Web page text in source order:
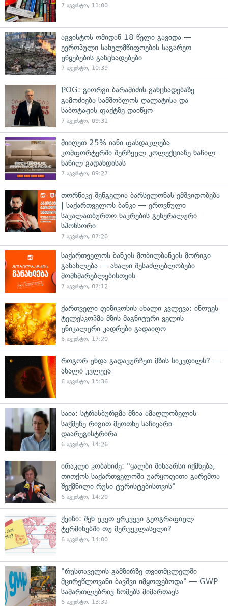
7 აგვისტო, 11:00
აგვისტოს ომიდან 18 წელი გავიდა —
ევროპული სახელმწიფოების საგარეო
უწყებების განცხადებები
7 აგვისტო, 10:39
POG: გიორგი ბარამიძის განცხადებაზე
გამოძიება სამშობლოს ღალატისა და
საბოტაჟის ფაქტზე დაიწყო
7 აგვისტო, 09:31
მიიღეთ 25%-იანი ფასდაკლება
კომფორტერში შერჩეულ კოლექციაზე ნაწილ-
ნაწილ გადახდისას
7 აგვისტო, 09:27
თორნიკე შენგელია ბარსელონას ემშვიდობება
| საქართველოს ბანკი — ეროვნული
საკალათბურთო ნაკრების გენერალური
სპონსორი
7 აგვისტო, 07:20
საქართველოს ბანკის მობილბანკის მორიგი
განახლება — ახალი შესაძლებლობები
მომხმარებლებისთვის
7 აგვისტო, 07:12
ქართველი ფიზიკოსის ახალი კვლევა: ინოუეს
ტელესკოპმა მზის მაგნიტური ველის
უნიკალური კადრები გადაიღო
6 აგვისტო, 17:20
როგორ უნდა გადავურჩეთ მზის სიკვდილს? —
ახალი კვლევა
6 აგვისტო, 15:36
საია: სტრასბურგმა მზია ამაღლობელის
საქმეზე რიგით მეოთხე საჩივარი
დაარეგისტრირა
6 აგვისტო, 14:26
ირაკლი კობახიძე: "ყალბი შინაარსი იქმნება,
თითქოს საქართველოში უარყოფითი გარემოა
შექმნილი რუსი ტურისტებისთვის"
6 აგვისტო, 14:20
ქვიზი: შენ უკეთ ერკვევი გეოგრაფიულ
ტერმინებში თუ მერვეკლასელი?
6 აგვისტო, 14:00
"რუსთაველის გამზირზე თვითმცლელში
მცირეწლოვანი ბავშვი იმყოფებოდა" — GWP
სამართლებრივ ზომებს მიმართავს
6 აგვისტო, 13:32